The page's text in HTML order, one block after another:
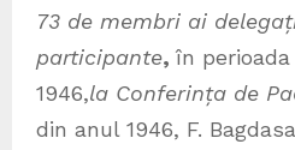
73 de membri ai
participante, în
1946,la Conferința de
din anul 1946, F.